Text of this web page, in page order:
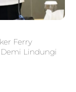
Ferry
Demi Lindungi